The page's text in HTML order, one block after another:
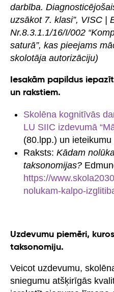
darbība.
uzsākot 7. klasi”, VISC |
Nr.8.3.1.1/16/I/002
saturā”, kas pieejams
skolotāja autorizāciju)
Iesakām papildus
un rakstiem.
Skolēna kognitīvās
LU SIIC izdevumā
(80.lpp.) un ieteikumu
Raksts: Kādam
taksonomijas?
https://
nolukam-kalpo-
Uzdevumu piemēri,
taksonomiju.
Veicot uzdevumu,
sniegumu atšķirīgās